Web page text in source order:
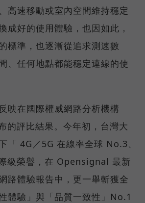
高速移動或室內空間維持穩定
成好的使用體驗，也因如此，
標準，也逐漸從追求測速數
、任何地點都能穩定連線的使
映在國際權威網路分析機構
的評比結果。今年初，台灣大
「 4G／5G 在線率全球 No.3、
級榮譽，在 Opensignal 最新
路體驗報告中，更一舉斬獲全
體驗」與「品質一致性」No.1